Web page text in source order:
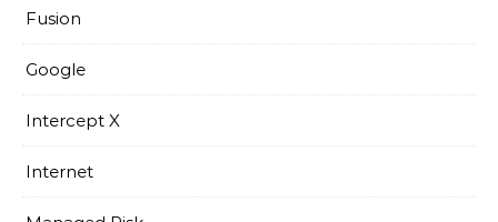
Fusion
Google
Intercept X
Internet